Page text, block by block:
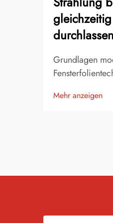
Grundlagen
der Jahre
Mehr anzeigen